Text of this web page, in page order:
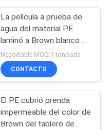
La película a prueba de
agua del material PE
laminó a Brown blanco de
papel cubierto 300g +
15g
Negociable MOQ:1 tonelada
CONTACTO
El PE cubrió prenda
impermeable del color de
Brown del tablero de